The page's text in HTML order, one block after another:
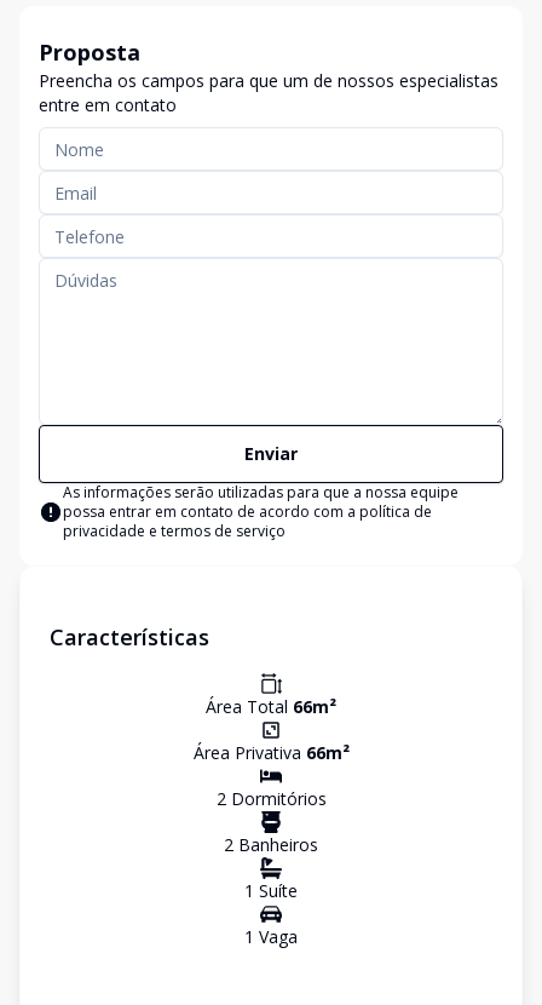
Proposta
Preencha os campos para que um de nossos especialistas
entre em contato
Enviar
As informações serão utilizadas para que a nossa equipe
possa entrar em contato de acordo com a política de
privacidade e termos de serviço
Características
Área Total 66m²
Área Privativa 66m²
2Dormitórios
2 Banheiros
1 Suíte
1 Vaga